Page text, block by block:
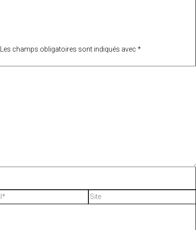
Les champs obligatoires sont indiqués avec *
Site